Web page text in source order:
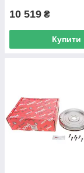
10 519 ₴
Купити